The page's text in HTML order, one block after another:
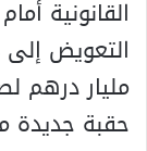
القانونية
حقبة جديدة